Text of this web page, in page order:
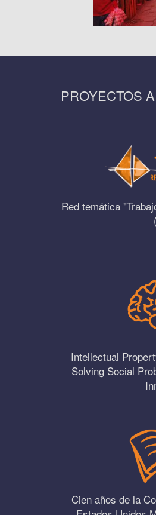
PROYECTOS
Red temática
Intellectual
Solving Social
Cien años de la